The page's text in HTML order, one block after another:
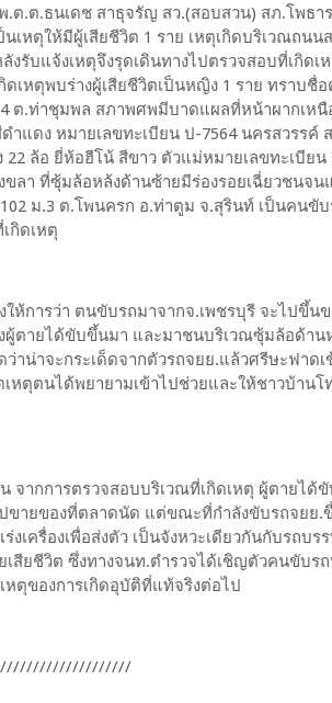
.ต.ต.ธนเดช สาธุจรัญ สว.(สอบสวน) สภ.โพธา
เหตุให้มีผู้เสียชีวิต 1 ราย เหตุเกิดบริเวณถนน
รับแจ้งเหตุจึงรุดเดินทางไปตรวจสอบที่เกิดเ
ดเหตุพบร่างผู้เสียชีวิตเป็นหญิง 1 ราย ทราบชื่
ต.ท่าชุมพล สภาพศพมีบาดแผลที่หน้าผากเหนื
แดง หมายเลขทะเบียน ป-7564 นครสวรรค์
ล้อ ยี่ห้อฮีโน้ สีขาว ตัวแม่หมายเลขทะเบียน
ขลา ที่ซุ้มล้อหล้งด้านซ้ายมีร่องรอยเฉี่ยวชนจ
ม.3 ต.โพนครก อ.ท่าตูม จ.สุรินท์ เป็นคน
กิดเหตุ
ห้การว่า ตนขับรถมาจากจ.เพชรบุรี จะไปขึ้น
ผู้ตายได้ขับขึ้นมา และมาชนบริเวณซุ้มล้อด้าน
าน่าจะกระเด็ดจากตัวรถจยย.แล้วศรีษะฟาดเ
เหตุตนได้พยายามเข้าไปช่วยและให้ชาวบ้าน
จากการตรวจสอบบริเวณที่เกิดเหตุ ผู้ตายได้
ขายของที่ตลาดนัด แต่ขณะที่กำลังขับรถจยย.
ร่งเครื่องเพื่อส่งตัว เป็นจังหวะเดียวกันกับรถบ
เสียชีวิต ซึ่งทางจนท.ตำรวจได้เชิญตัวคนขับร
หตุของการเกิดอุบัติที่แท้จริงต่อไป